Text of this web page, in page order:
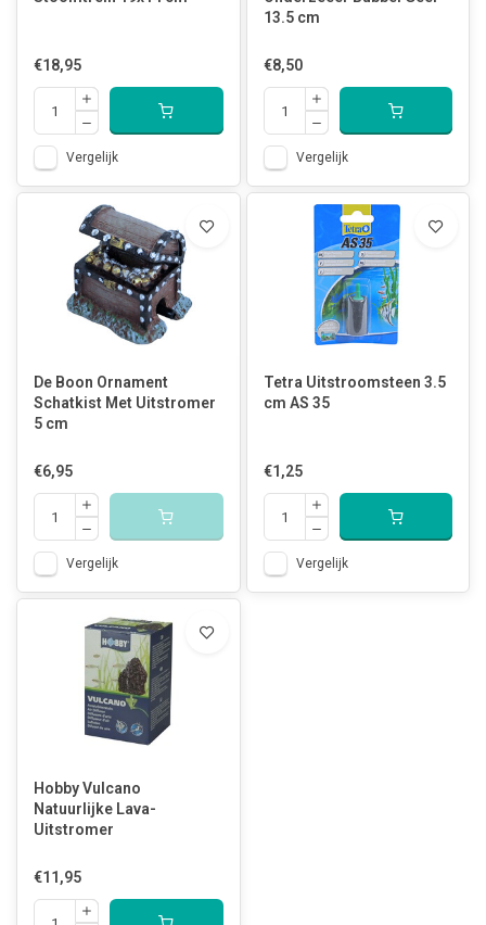
€18,95
Vergelijk
13.5 cm
€8,50
Vergelijk
De Boon Ornament
Schatkist Met Uitstromer
5 cm
€6,95
Vergelijk
Tetra Uitstroomsteen 3.5
cm AS 35
€1,25
Vergelijk
Hobby Vulcano
Natuurlijke Lava-
Uitstromer
€11,95